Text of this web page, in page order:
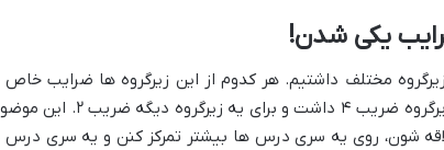
یکی شدن!
زیرگروه مختلف داشتیم. هر کدوم از این زیرگروه ها ضرایب
داشتن. مثلاً زیست برای یه
شون، روی یه سری درس ها بیشتر تمرکز کنن و یه سری درس